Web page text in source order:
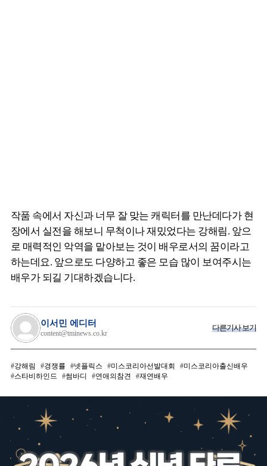
작품 속에서 자신과 너무 잘 맞는 캐릭터를 만난데다가 현
장에서 실전을 해보니 무척이나 재밌었다는 강해림. 앞으
로 매력적인 악역을 맡아보는 것이 배우로서의 꿈이라고
하는데요. 앞으로도 다양하고 좋은 모습 많이 보여주시는
배우가 되길 기대하겠습니다.
이서민 에디터
content@tminews.co.kr
다른기사 보기
강해림 경쟁률 넷플릭스 미스코리아선발대회
미스코리아출신배우
스타비하인드
썸바디 연애의참견 재연배우